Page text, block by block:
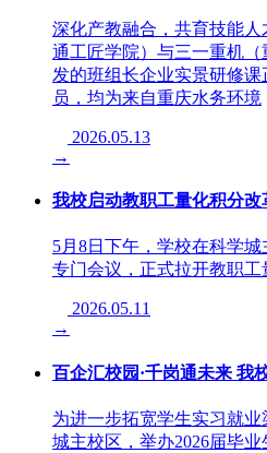
深化产教融合，共育技能
通工匠学院）与三一重机
发的班组长企业实景研修
员，均为来自重庆水务环境
2026.05.13
→
我校启动教职工量化积分改
5月8日下午，学校在科学
专门会议，正式拉开教职工
2026.05.11
→
百企汇校园·千岗通未来 我
为进一步拓宽学生实习就
城主校区，举办2026届毕